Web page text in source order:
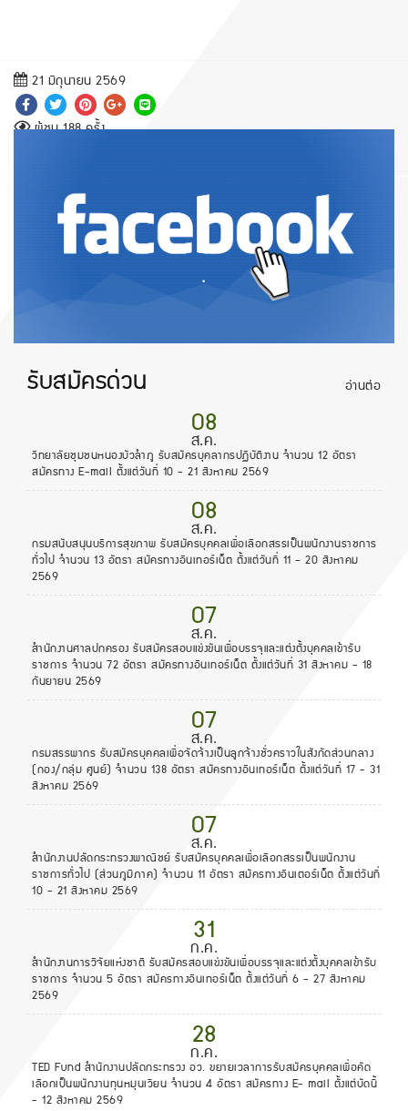
21 มิถุนายน 2569
ผู้ชม 188 ครั้ง
.
รับสมัครด่วน อ่านต่อ
08
ส.ค.
วิทยาลัยชุมชนหนองบัวลำภู รับสมัครบุคลากรปฏิบัติงาน จำนวน 12 อัตรา
สมัครทาง E-mail ตั้งแต่วันที่ 10 - 21 สิงหาคม 2569
08
ส.ค.
กรมสนับสนุนบริการสุขภาพ รับสมัครบุคคลเพื่อเลือกสรรเป็นพนักงานราชการ
ทั่วไป จำนวน 13 อัตรา สมัครทางอินเทอร์เน็ต ตั้งแต่วันที่ 11 - 20 สิงหาคม
2569
07
ส.ค.
สำนักงานศาลปกครอง รับสมัครสอบแข่งขันเพื่อบรรจุและแต่งตั้งบุคคลเข้ารับ
ราชการ จำนวน 72 อัตรา สมัครทางอินเทอร์เน็ต ตั้งแต่วันที่ 31 สิงหาคม - 18
กันยายน 2569
07
ส.ค.
กรมสรรพากร รับสมัครบุคคลเพื่อจัดจ้างเป็นลูกจ้างชั่วคราวในสังกัดส่วนกลาง
(กอง/กลุ่ม ศูนย์) จำนวน 138 อัตรา สมัครทางอินเทอร์เน็ต ตั้งแต่วันที่ 17 - 31
สิงหาคม 2569
07
ส.ค.
สำนักงานปลัดกระทรวงพาณิชย์ รับสมัครบุคคลเพื่อเลือกสรรเป็นพนักงาน
ราชการทั่วไป (ส่วนภูมิภาค) จำนวน 11 อัตรา สมัครทางอินเตอร์เน็ต ตั้งแต่วันที่
10 - 21 สิงหาคม 2569
31
ก.ค.
สำนักงานการวิจัยแห่งชาติ รับสมัครสอบแข่งขันเพื่อบรรจุและแต่งตั้งบุคคลเข้ารับ
ราชการ จำนวน 5 อัตรา สมัครทางอินเทอร์เน็ต ตั้งแต่วันที่ 6 - 27 สิงหาคม
2569
28
ก.ค.
TED Fund สำนักงานปลัดกระทรวง อว. ขยายเวลาการรับสมัครบุคคลเพื่อคัด
เลือกเป็นพนักงานทุนหมุนเวียน จำนวน 4 อัตรา สมัครทาง E- mail ตั้งแต่บัดนี้
- 12 สิงหาคม 2569